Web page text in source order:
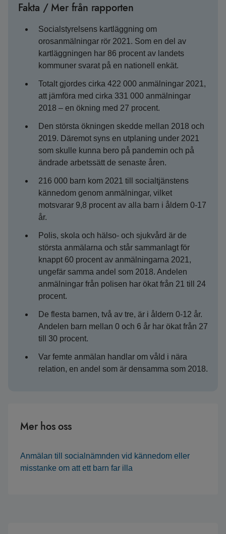
Fakta / Mer från rapporten
Socialstyrelsens kartläggning om
orosanmälningar rör 2021. Som en del av
kartläggningen har 86 procent av landets
kommuner svarat på en nationell enkät.
Totalt gjordes cirka 422 000 anmälningar 2021,
att jämföra med cirka 331 000 anmälningar
2018 – en ökning med 27 procent.
Den största ökningen skedde mellan 2018 och
2019. Däremot syns en utplaning under 2021
som skulle kunna bero på pandemin och på
ändrade arbetssätt de senaste åren.
216 000 barn kom 2021 till socialtjänstens
kännedom genom anmälningar, vilket
motsvarar 9,8 procent av alla barn i åldern 0-17
år.
Polis, skola och hälso- och sjukvård är de
största anmälarna och står sammanlagt för
knappt 60 procent av anmälningarna 2021,
ungefär samma andel som 2018. Andelen
anmälningar från polisen har ökat från 21 till 24
procent.
De flesta barnen, två av tre, är i åldern 0-12 år.
Andelen barn mellan 0 och 6 år har ökat från 27
till 30 procent.
Var femte anmälan handlar om våld i nära
relation, en andel som är densamma som 2018.
Mer hos oss
Anmälan till socialnämnden vid kännedom eller
misstanke om att ett barn far illa